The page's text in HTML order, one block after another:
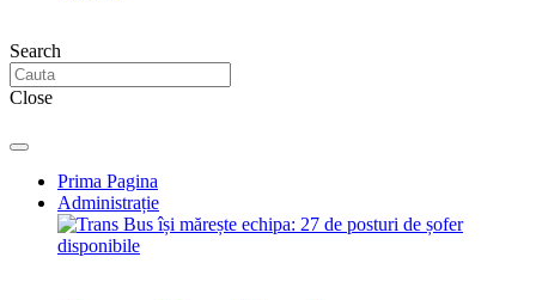
Search
Close
Prima Pagina
Administrație